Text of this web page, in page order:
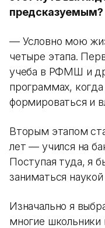
предсказуемым?
— Условно мою
четыре этапа.
учеба в РФМШ и
программах, когда
формироваться и
Вторым этапом
лет — учился на
Поступая туда, я
заниматься
Изначально я
многие школьники